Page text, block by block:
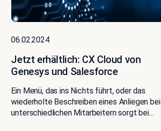
06.02.2024
Jetzt erhältlich: CX Cloud von
Genesys und Salesforce
Ein Menü, das ins Nichts führt, oder das
wiederholte Beschreiben eines Anliegen bei
unterschiedlichen Mitarbeitern sorgt bei...